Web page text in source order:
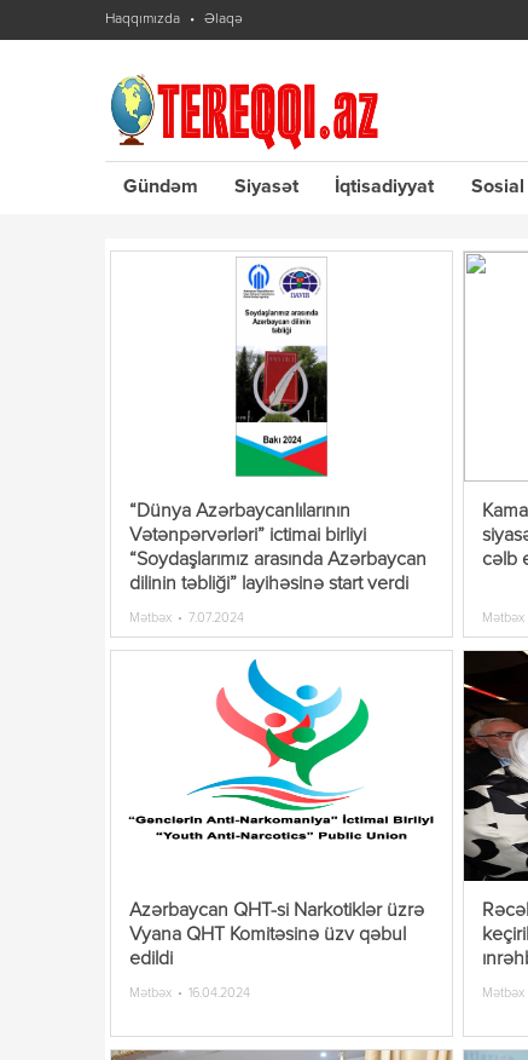
Haqqımızda Əlaqə
Gündəm Siyasət İqtisadiyyat Sosial
“Dünya Azərbaycanlılarının
Vətənpərvərləri” ictimai birliyi
“Soydaşlarımız arasında Azərbaycan
dilinin təbliği” layihəsinə start verdi
Mətbəx 7.07.2024
cəlb
Mətbəx
Azərbaycan QHT-si Narkotiklər üzrə
Vyana QHT Komitəsinə üzv qəbul
edildi
Mətbəx 16.04.2024 Mətbəx